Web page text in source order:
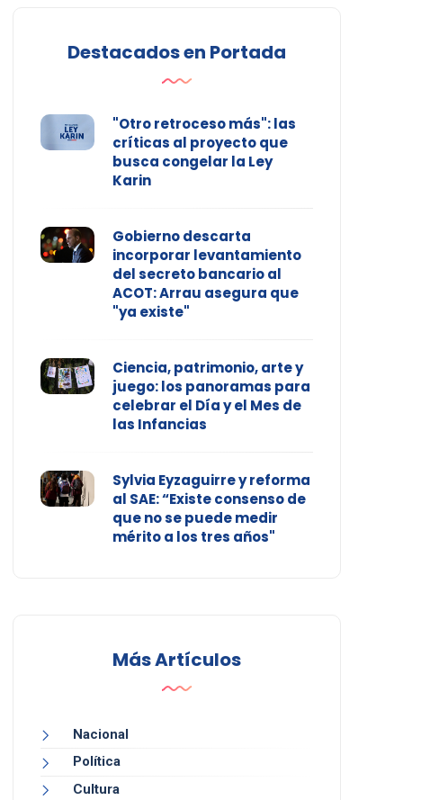
Destacados en Portada
"Otro retroceso más": las
críticas al proyecto que
busca congelar la Ley
Karin
Gobierno descarta
incorporar levantamiento
del secreto bancario al
ACOT: Arrau asegura que
"ya existe"
Ciencia, patrimonio, arte y
juego: los panoramas para
celebrar el Día y el Mes de
las Infancias
Sylvia Eyzaguirre y reforma
al SAE: “Existe consenso de
que no se puede medir
mérito a los tres años"
Más Artículos
Nacional
Política
Cultura